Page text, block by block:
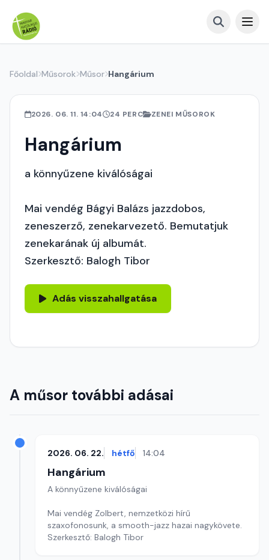
Főoldal Műsorok Műsor Hangárium
2026. 06. 11. 14:04 24 PERC ZENEI MŰSOROK
Hangárium
a könnyűzene kiválóságai
Mai vendég Bágyi Balázs jazzdobos,
zeneszerző, zenekarvezető. Bemutatjuk
zenekarának új albumát.
Szerkesztő: Balogh Tibor
Adás visszahallgatása
A műsor további adásai
2026. 06. 22. hétfő 14:04
Hangárium
A könnyűzene kiválóságai
Mai vendég Zolbert, nemzetközi hírű
szaxofonosunk, a smooth-jazz hazai nagykövete.
Szerkesztő: Balogh Tibor